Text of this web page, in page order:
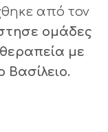
από τον
ομάδες
με